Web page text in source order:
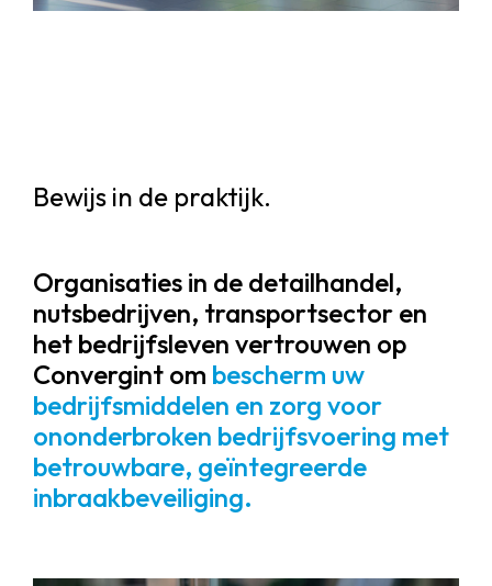
Bewijs in de praktijk.
Organisaties in de detailhandel,
nutsbedrijven, transportsector en
het bedrijfsleven vertrouwen op
Convergint om bescherm uw
bedrijfsmiddelen en zorg voor
ononderbroken bedrijfsvoering met
betrouwbare, geïntegreerde
inbraakbeveiliging.